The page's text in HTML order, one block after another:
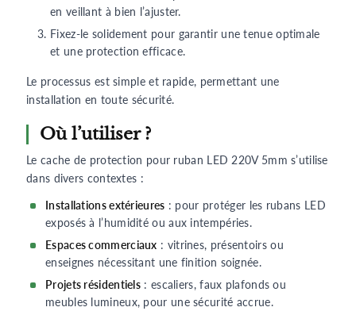
en veillant à bien l’ajuster.
Fixez-le solidement pour garantir une tenue optimale
et une protection efficace.
Le processus est simple et rapide, permettant une
installation en toute sécurité.
Où l’utiliser ?
Le cache de protection pour ruban LED 220V 5mm s’utilise
dans divers contextes :
Installations extérieures : pour protéger les rubans LED
exposés à l’humidité ou aux intempéries.
Espaces commerciaux : vitrines, présentoirs ou
enseignes nécessitant une finition soignée.
Projets résidentiels : escaliers, faux plafonds ou
meubles lumineux, pour une sécurité accrue.